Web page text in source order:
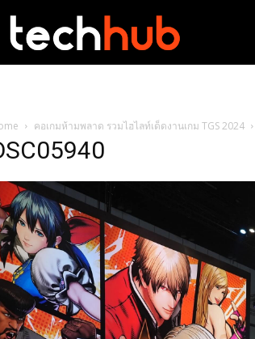
คอเกมห้ามพลาด รวมไฮไลท์เด็ดงานเกม TGS 2024